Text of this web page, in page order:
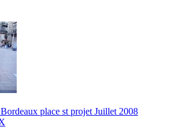
place st projet Juillet 2008